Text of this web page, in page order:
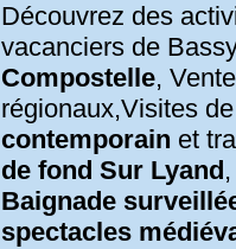
Découvrez des
vacanciers de
Compostelle,
régionaux,Visites
contemporain et
de fond Sur Lyand
Baignade
spectacles